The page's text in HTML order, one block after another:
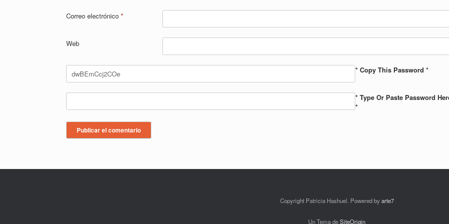
Correo electrónico *
Web
* Copy This Password *
* Type Or Paste Password
*
Copyright Patricia Hashuel. Powered byarte7
Un Tema deSiteOrigin